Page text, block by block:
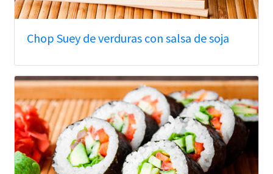
Chop Suey de verduras con salsa de soja